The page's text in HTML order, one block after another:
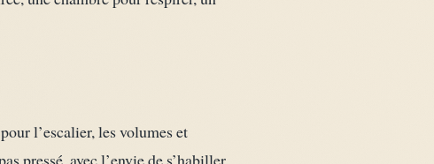
l’escalier, les volumes et
pressé, avec l’envie de s’habiller